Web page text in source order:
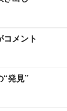
メント
“発見”